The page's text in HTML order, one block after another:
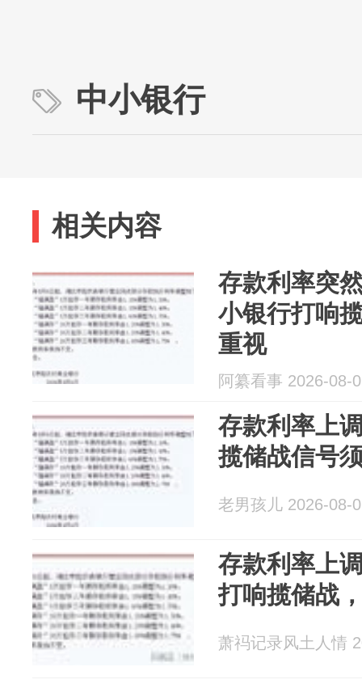
中小银行
相关内容
存款利率突
小银行打响
重视
阿纂看事 2026-08-
存款利率上
揽储战信号
老男孩儿 2026-08-
存款利率上
打响揽储战
萧祃记录风土人情